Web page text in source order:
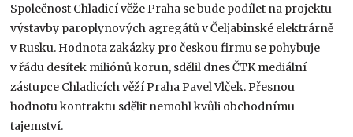
Společnost Chladicí věže Praha se bude podílet na projektu
výstavby paroplynových agregátů v Čeljabinské elektrárně
v Rusku. Hodnota zakázky pro českou firmu se pohybuje
v řádu desítek miliónů korun, sdělil dnes ČTK mediální
zástupce Chladicích věží Praha Pavel Vlček. Přesnou
hodnotu kontraktu sdělit nemohl kvůli obchodnímu
tajemství.